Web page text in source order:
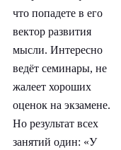
что попадете в его
вектор развития
мысли. Интересно
ведёт семинары, не
жалеет хороших
оценок на экзамене.
Но результат всех
занятий один: «У